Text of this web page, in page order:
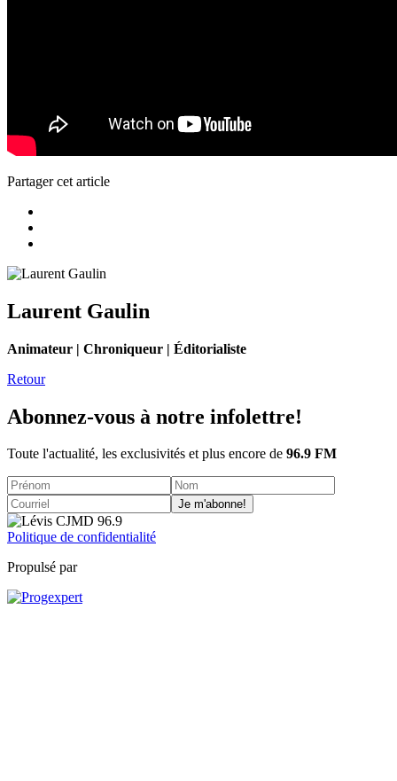
Partager cet article
Laurent Gaulin
Animateur | Chroniqueur | Éditorialiste
Retour
Abonnez-vous à notre infolettre!
Toute l'actualité, les exclusivités et plus encore de 96.9 FM
Je m'abonne!
Politique de confidentialité
Propulsé par